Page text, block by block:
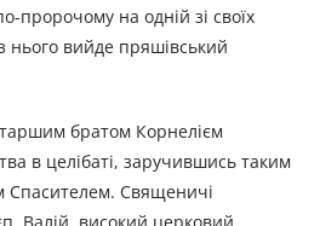
пророчому на одній зі своїх
нього вийде пряшівський
братом Корнелієм
в целібаті, заручившись таким
Спасителем. Священичі